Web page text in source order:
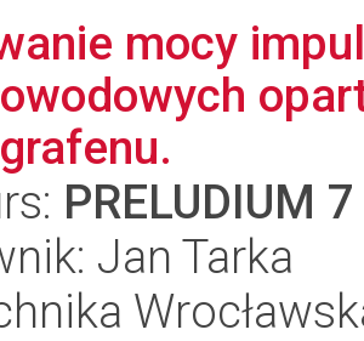
mocy
PRELUDIUM 7
Jan Tarka